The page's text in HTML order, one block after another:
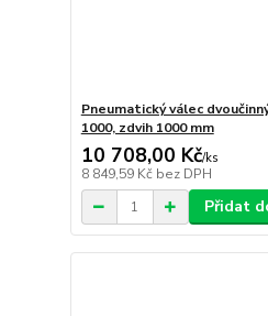
Pneumatický válec
1000, zdvih 1000 mm
10 708,00 Kč/ks
8 849,59 Kč bez DPH
Přidat